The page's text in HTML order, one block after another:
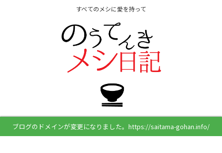
すべてのメシに愛を持って
ブログのドメインが変更になりました。https://saitama-gohan.info/